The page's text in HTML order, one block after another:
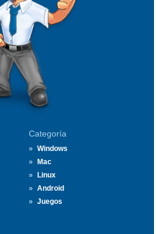
Categoría
Windows
Mac
Linux
Android
Juegos